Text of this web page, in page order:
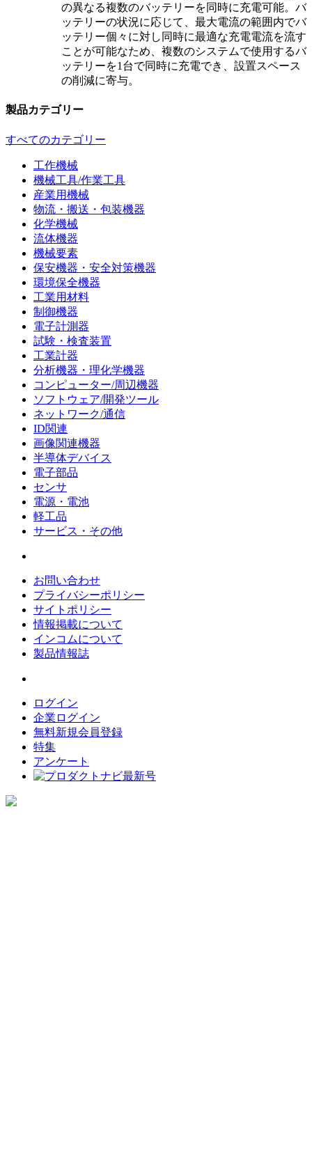
の異なる複数のバッテリーを同時に充電可能。バ
ッテリーの状況に応じて、最大電流の範囲内でバ
ッテリー個々に対し同時に最適な充電電流を流す
ことが可能なため、複数のシステムで使用するバ
ッテリーを1台で同時に充電でき、設置スペース
の削減に寄与。
製品カテゴリー
すべてのカテゴリー
工作機械
機械工具/作業工具
産業用機械
物流・搬送・包装機器
化学機械
流体機器
機械要素
保安機器・安全対策機器
環境保全機器
工業用材料
制御機器
電子計測器
試験・検査装置
工業計器
分析機器・理化学機器
コンピューター/周辺機器
ソフトウェア/開発ツール
ネットワーク/通信
ID関連
画像関連機器
半導体デバイス
電子部品
センサ
電源・電池
軽工品
サービス・その他
お問い合わせ
プライバシーポリシー
サイトポリシー
情報掲載について
インコムについて
製品情報誌
ログイン
企業ログイン
無料新規会員登録
特集
アンケート